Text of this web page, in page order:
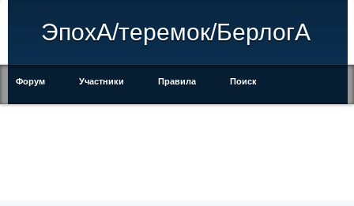
ЭпохА/теремок/БерлогА
Форум Участники Правила Поиск